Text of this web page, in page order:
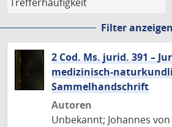
Filter anzeigen
2 Cod. Ms. jurid. 391 –
medizinisch-
Sammelhandschrift
Autoren
Unbekannt; Johannes